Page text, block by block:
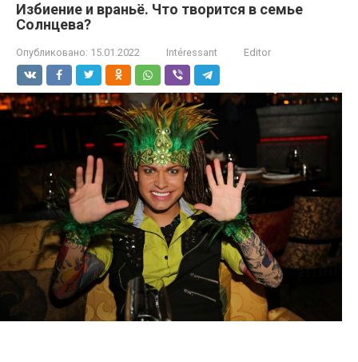
Избиение и враньё. Что творится в семье
Солнцева?
Опубликовано: 15.01.2022 Intéressant Editor